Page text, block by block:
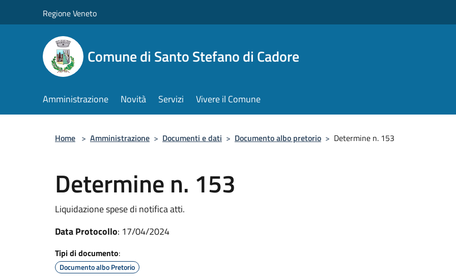
Regione Veneto
Comune di Santo Stefano di Cadore
Amministrazione Novità Servizi Vivere il Comune
Home > Amministrazione > Documenti e dati > Documento albo pretorio > Determine n. 153
Determine n. 153
Liquidazione spese di notifica atti.
Data Protocollo: 17/04/2024
Tipi di documento:
Documento albo Pretorio